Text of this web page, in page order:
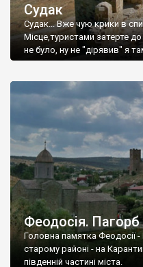
Судак
Судак... Вже чую крики в
Місце,туристами затерте
не було, ну не "дірявив" я
Феодосія.
Головна памятка Феодосії
старому районі - на
південній частині міста.